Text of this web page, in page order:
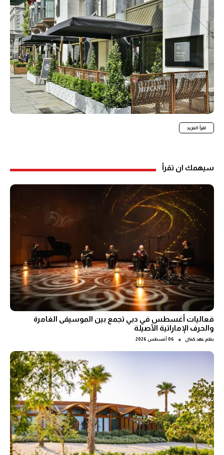
اقرأ المزيد
سيهمك ان تقرأ
فعاليات أغسطس في دبي تجمع بين الموسيقى الغامرة
والحرف الإماراتية الأصيلة
بقلم عهد كمال ● 06 أغسطس 2026